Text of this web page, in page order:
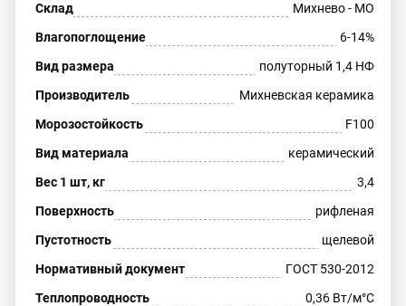
Склад
Михнево - МО
Влагопоглощение
6-14%
Вид размера
полуторный 1,4 НФ
Производитель
Михневская керамика
Морозостойкость
F100
Вид материала
керамический
Вес 1 шт, кг
3,4
Поверхность
рифленая
Пустотность
щелевой
Нормативный документ
ГОСТ 530-2012
Теплопроводность
0,36 Вт/м°C